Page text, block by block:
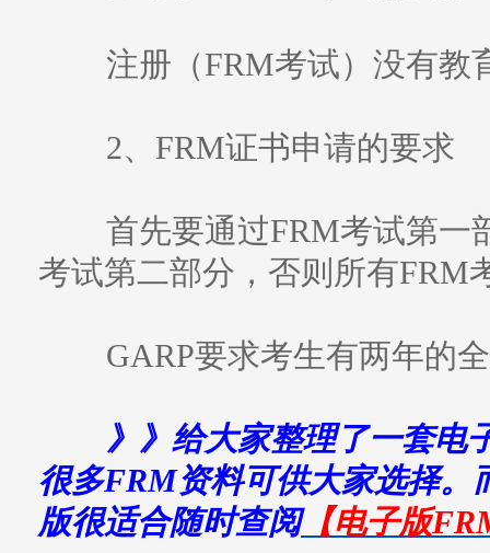
注册（FRM考试）没有教
2、FRM证书申请的要求
首先要通过FRM考试第一
考试第二部分，否则所有FRM
GARP要求考生有两年的
》》给大家整理了一套电
很多FRM资料可供大家选择。
版很适合随时查阅【电子版